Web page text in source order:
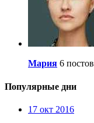
Мария 6 постов
Популярные дни
17 окт 2016